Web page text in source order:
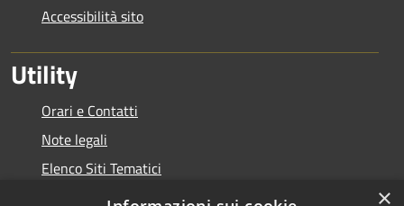
Accessibilità sito
Utility
Orari e Contatti
Note legali
Elenco Siti Tematici
×